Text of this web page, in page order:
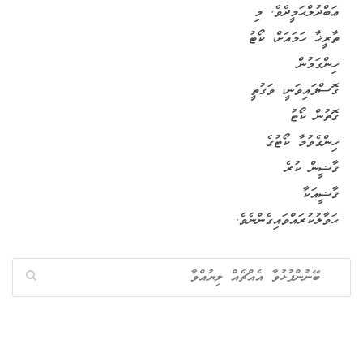
ޢަބްދުލްޙަމީދެވެ. މި
ތާރީޚާ ހަމައަށް، ކޯޓު
ހިންގަމުން
ގޮސްފައިވަނީ، ވަގުތީ
ގޮތުން ކޯޓު
ހިންގެވުމާ ކޯޓުގެ
ޤާޟީން ކުރެ
ޤާޟީއަކާ
ޙަވާލުކުރައްވައިގެންނެވެ.